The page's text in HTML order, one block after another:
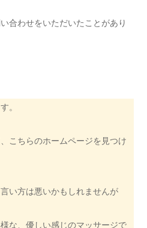
合わせをいただいたことがあり
。
こちらのホームページを見つけ
い方は悪いかもしれませんが
な、優しい感じのマッサージで